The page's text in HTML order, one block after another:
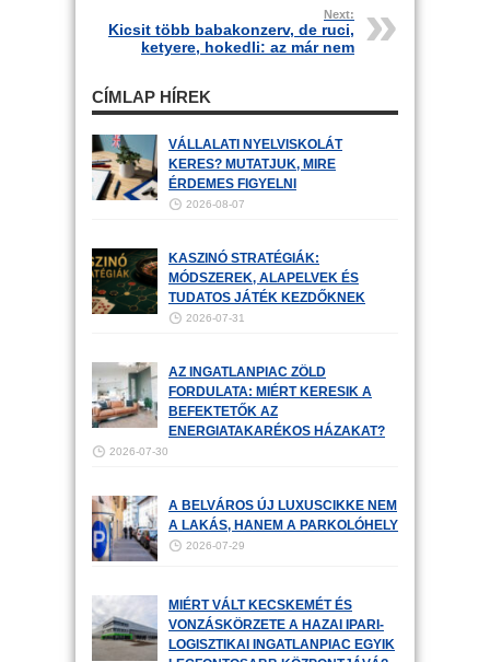
Next:
Kicsit több babakonzerv, de ruci,
ketyere, hokedli: az már nem
CÍMLAP HÍREK
VÁLLALATI NYELVISKOLÁT
KERES? MUTATJUK, MIRE
ÉRDEMES FIGYELNI
2026-08-07
KASZINÓ STRATÉGIÁK:
MÓDSZEREK, ALAPELVEK ÉS
TUDATOS JÁTÉK KEZDŐKNEK
2026-07-31
AZ INGATLANPIAC ZÖLD
FORDULATA: MIÉRT KERESIK A
BEFEKTETŐK AZ
ENERGIATAKARÉKOS HÁZAKAT?
2026-07-30
A BELVÁROS ÚJ LUXUSCIKKE NEM
A LAKÁS, HANEM A PARKOLÓHELY
2026-07-29
MIÉRT VÁLT KECSKEMÉT ÉS
VONZÁSKÖRZETE A HAZAI IPARI-
LOGISZTIKAI INGATLANPIAC EGYIK